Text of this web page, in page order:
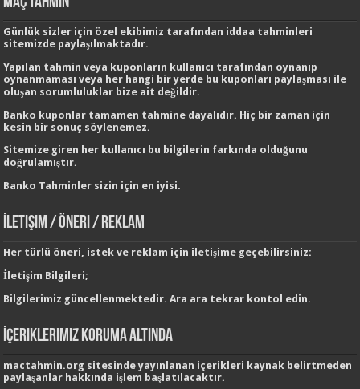
Günlük sizler için özel ekibimiz tarafından iddaa tahminleri
sitemizde paylaşılmaktadır.
Yapılan tahmin veya kuponların kullanıcı tarafından oynanıp
oynanmaması veya her hangi bir yerde bu kuponları paylaşması ile
oluşan sorumluluklar bize ait değildir.
Banko kuponlar tamamen tahmine dayalıdır. Hiç bir zaman için
kesin bir sonuç söylenemez.
Sitemize giren her kullanıcı bu bilgilerin farkında olduğunu
doğrulamıştır.
Banko Tahminler sizin için en iyisi.
İletişim / Öneri / Reklam
Her türlü öneri, istek ve reklam için iletişime geçebilirsiniz:
İletişim Bilgileri;
Bilgilerimiz güncellenmektedir. Ara ara tekrar kontol edin.
İçeriklerimiz Koruma Altında
mactahmin.org sitesinde yayınlanan içerikleri kaynak belirtmeden
paylaşanlar hakkında işlem başlatılacaktır.